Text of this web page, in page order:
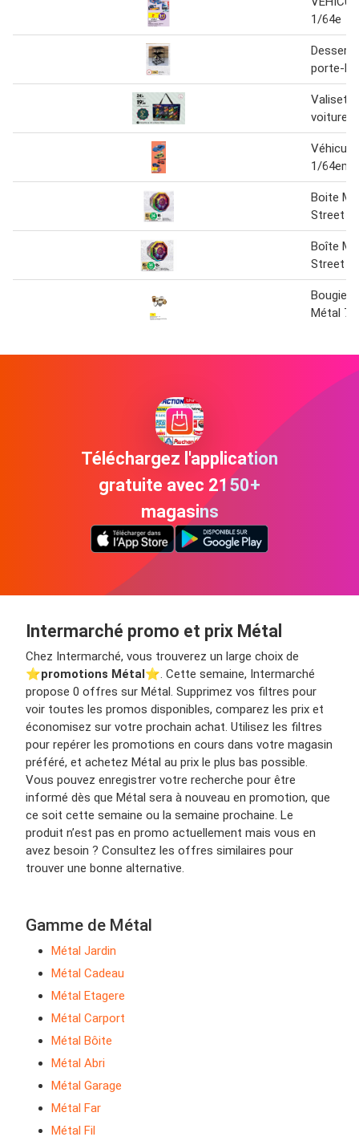
1/64e
porte-
voitures
1/64eme
Boite
Street
Boîte
Street
Bougie
Métal 7
Téléchargez l'application
gratuite avec 2150+
magasins
Intermarché promo et prix Métal
Chez Intermarché, vous trouverez un large choix de
⭐️promotions Métal⭐️. Cette semaine, Intermarché
propose 0 offres sur Métal. Supprimez vos filtres pour
voir toutes les promos disponibles, comparez les prix et
économisez sur votre prochain achat. Utilisez les filtres
pour repérer les promotions en cours dans votre magasin
préféré, et achetez Métal au prix le plus bas possible.
Vous pouvez enregistrer votre recherche pour être
informé dès que Métal sera à nouveau en promotion, que
ce soit cette semaine ou la semaine prochaine. Le
produit n’est pas en promo actuellement mais vous en
avez besoin ? Consultez les offres similaires pour
trouver une bonne alternative.
Gamme de Métal
Métal Jardin
Métal Cadeau
Métal Etagere
Métal Carport
Métal Bôite
Métal Abri
Métal Garage
Métal Far
Métal Fil